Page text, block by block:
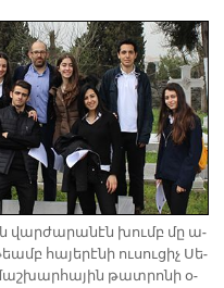
վար­ժա­րա­նէն խումբ մը ա­
հա­յե­րէ­նի ու­սու­ցիչ Սե­
թատ­րո­նի օ­